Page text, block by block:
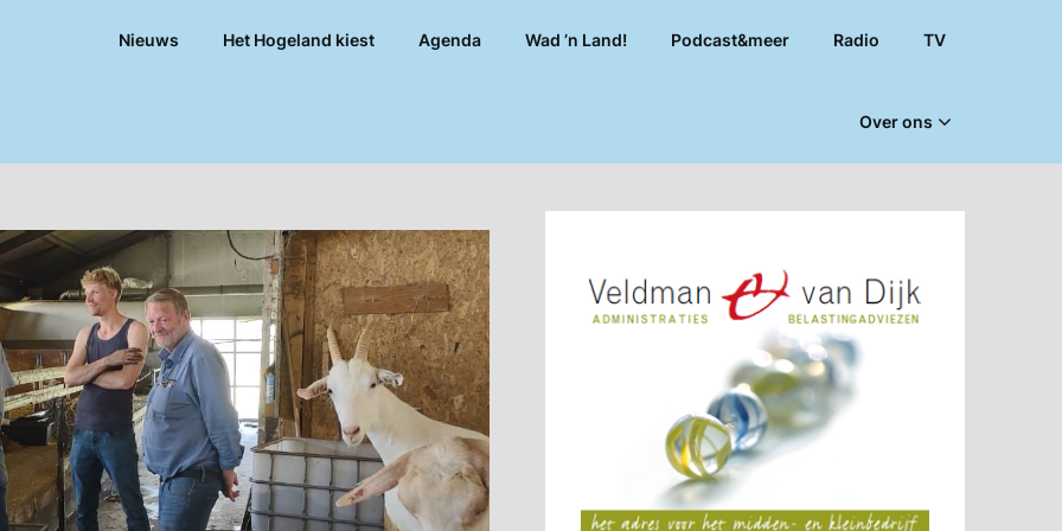
Nieuws Het Hogeland kiest Agenda Wad ’n Land! Podcast&meer Radio TV
Over ons